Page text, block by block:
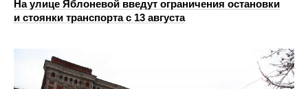
На улице Яблоневой введут ограничения остановки
и стоянки транспорта с 13 августа